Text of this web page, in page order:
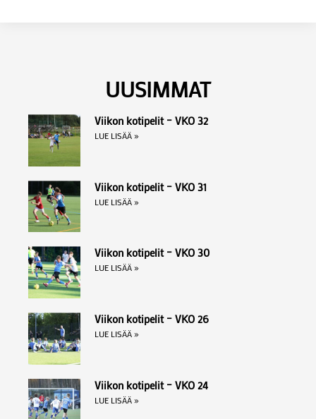
UUSIMMAT
Viikon kotipelit – VKO 32
LUE LISÄÄ »
Viikon kotipelit – VKO 31
LUE LISÄÄ »
Viikon kotipelit – VKO 30
LUE LISÄÄ »
Viikon kotipelit – VKO 26
LUE LISÄÄ »
Viikon kotipelit – VKO 24
LUE LISÄÄ »